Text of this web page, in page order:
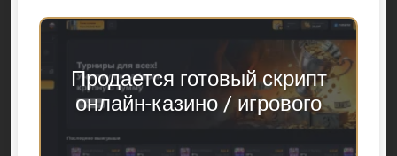
Продается готовый скрипт
онлайн-казино / игрового